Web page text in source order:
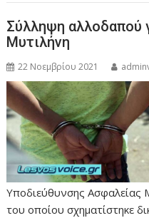
Σύλληψη αλλοδαπού
Μυτιλήνη
22 Νοεμβρίου 2021
Υποδιεύθυνσης Ασφαλείας
του οποίου σχηματίστηκε